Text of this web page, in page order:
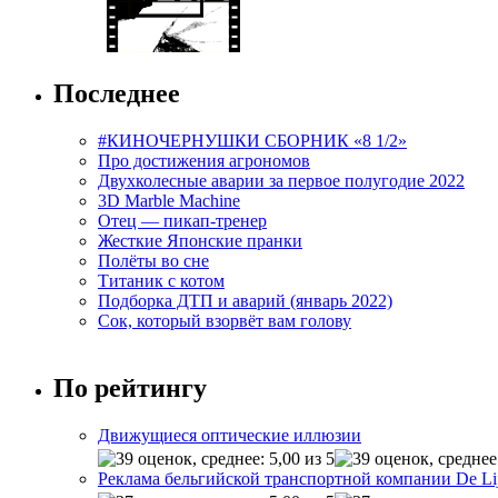
Последнее
#КИНОЧЕРНУШКИ СБОРНИК «8 1/2»
Про достижения агрономов
Двухколесные аварии за первое полугодие 2022
3D Marble Machine
Отец — пикап-тренер
Жесткие Японские пранки
Полёты во сне
Титаник с котом
Подборка ДТП и аварий (январь 2022)
Сок, который взорвёт вам голову
По рейтингу
Движущиеся оптические иллюзии
Реклама бельгийской транспортной компании De